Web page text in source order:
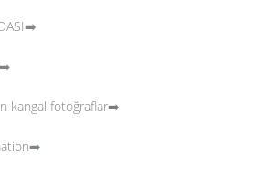
kangal fotoğraflar➡️